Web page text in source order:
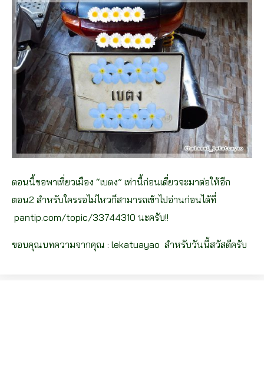
ตอนนี้ขอพาเที่ยวเมือง “เบตง” เท่านี้ก่อนเดี่ยวจะมาต่อให้อีก
ตอน2 สำหรับใครรอไม่ไหวก็สามารถเข้าไปอ่านก่อนได้ที่
pantip.com/topic/33744310 นะครับ!!
ขอบคุณบทความจากคุณ : lekatuayao สำหรับวันนี้สวัสดีครับ